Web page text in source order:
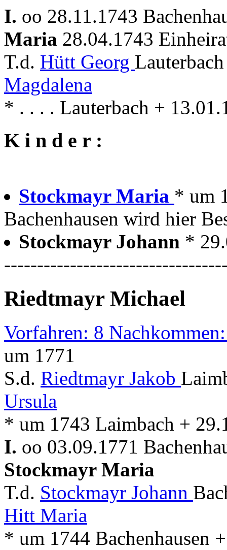
I. oo 28.11.1743
Maria 28.04.1743
T.d. Hütt Georg
Magdalena
* . . . . Lauterbach +
K i n d e r :
Stockmayr Maria * um
Bachenhausen wird hier
Stockmayr Johann *
Riedtmayr Michael
Vorfahren: 8
um 1771
S.d. Riedtmayr Jakob
Ursula
* um 1743 Laimbach +
I. oo 03.09.1771
Stockmayr Maria
T.d. Stockmayr Johann
Hitt Maria
* um 1744 Bachenhausen